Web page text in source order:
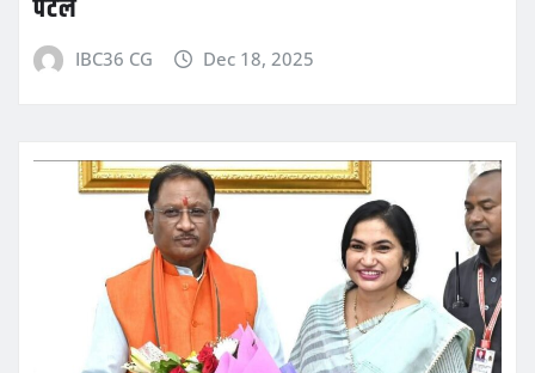
पटेल
IBC36 CG Dec 18, 2025